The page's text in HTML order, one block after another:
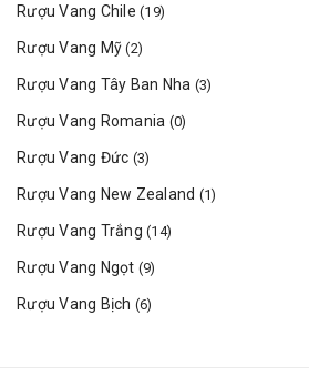
Rượu Vang Chile (19)
Rượu Vang Mỹ(2)
Rượu Vang Tây Ban Nha (3)
Rượu Vang Romania (0)
Rượu Vang Đức (3)
Rượu Vang New Zealand (1)
Rượu Vang Trắng (14)
Rượu Vang Ngọt (9)
Rượu Vang Bịch (6)